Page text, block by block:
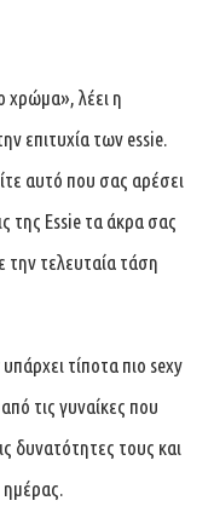
χρώμα», λέει η
επιτυχία των essie.
αυτό που σας αρέσει
της Essie τα άκρα σας
την τελευταία τάση
τίποτα πιο sexy
τις γυναίκες που
δυνατότητες τους και
ημέρας.